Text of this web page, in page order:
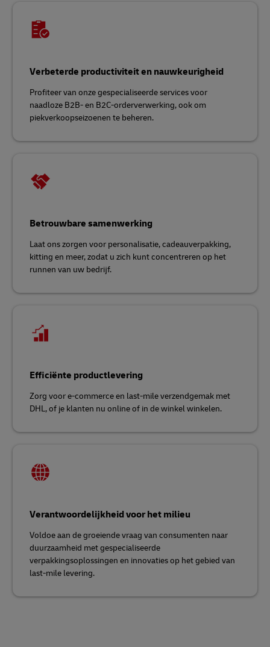
Verbeterde productiviteit en nauwkeurigheid
Profiteer van onze gespecialiseerde services voor
naadloze B2B- en B2C-orderverwerking, ook om
piekverkoopseizoenen te beheren.
Betrouwbare samenwerking
Laat ons zorgen voor personalisatie, cadeauverpakking,
kitting en meer, zodat u zich kunt concentreren op het
runnen van uw bedrijf.
Efficiënte productlevering
Zorg voor e-commerce en last-mile verzendgemak met
DHL, of je klanten nu online of in de winkel winkelen.
Verantwoordelijkheid voor het milieu
Voldoe aan de groeiende vraag van consumenten naar
duurzaamheid met gespecialiseerde
verpakkingsoplossingen en innovaties op het gebied van
last-mile levering.